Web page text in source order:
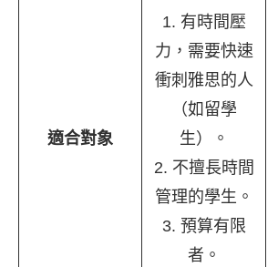
適合對象
1. 有時間壓
力，需要快速
衝刺雅思的人
（如留學
生）。
2. 不擅長時間
管理的學生。
3. 預算有限
者。